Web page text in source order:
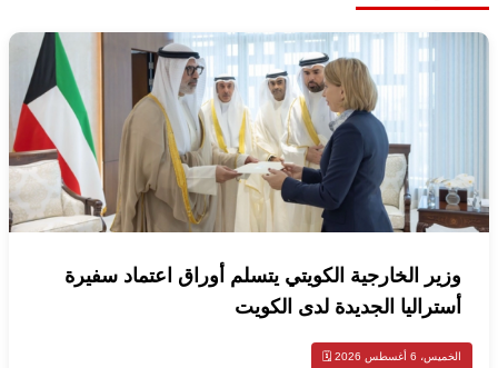
وزير الخارجية الكويتي يتسلم أوراق اعتماد سفيرة
أستراليا الجديدة لدى الكويت
الخميس، 6 أغسطس 2026 🗓️